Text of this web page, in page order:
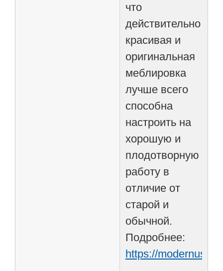
что
действительно
красивая и
оригинальная
меблировка
лучше всего
способна
настроить на
хорошую и
плодотворную
работу в
отличие от
старой и
обычной.
Подробнее:
https://modernus.ru/